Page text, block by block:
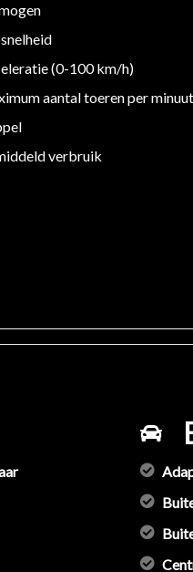
(0-100 km/h)
aantal toeren per minuut
verbruik